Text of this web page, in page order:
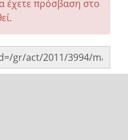
έχετε πρόσβαση στο